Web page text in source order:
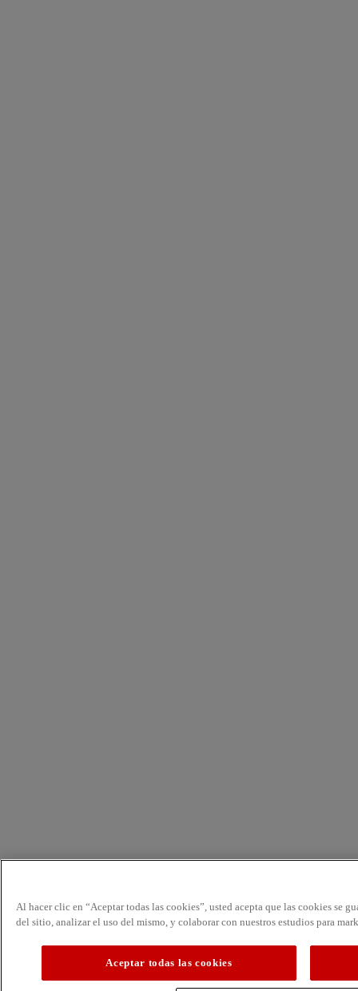
Al hacer clic en “Aceptar todas las cookies”, usted acepta que las cookies se
del sitio, analizar el uso del mismo, y colaborar con nuestros estudios para
Aceptar todas las cookies